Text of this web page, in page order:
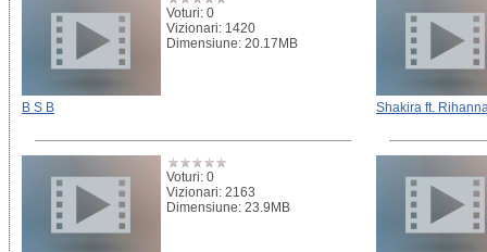
Voturi: 0
Vizionari: 1420
Dimensiune: 20.17MB
B S B Shakira ft.
Voturi: 0
Vizionari: 2163
Dimensiune: 23.9MB